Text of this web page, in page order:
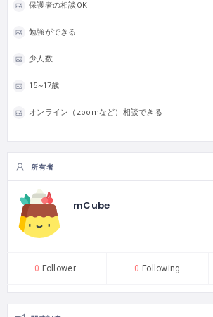
保護者の相談OK
勉強ができる
少人数
15~17歳
オンライン（zoomなど）相談できる
所有者
mCube
0 Follower 0 Following